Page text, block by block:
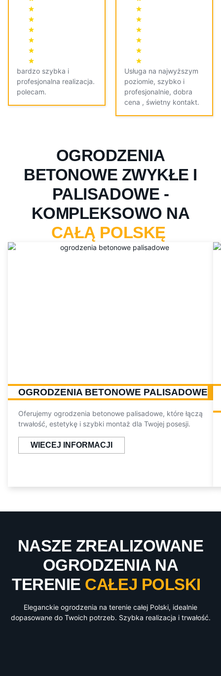
bardzo szybka i
profesjonalna realizacja.
polecam.
Usługa na najwyższym
poziomie, szybko i
profesjonalnie, dobra
cena , świetny kontakt.
OGRODZENIA
BETONOWE ZWYKŁE I
PALISADOWE -
KOMPLEKSOWO NA
CAŁĄ POLSKĘ
OGRODZENIA BETONOWE PALISADOWE
Oferujemy ogrodzenia betonowe palisadowe, które łączą
trwałość, estetykę i szybki montaż dla Twojej posesji.
WIECEJ INFORMACJI
NASZE ZREALIZOWANE
OGRODZENIA NA
TERENIE CAŁEJ POLSKI
Eleganckie ogrodzenia na terenie całej Polski, idealnie
dopasowane do Twoich potrzeb. Szybka realizacja i trwałość.